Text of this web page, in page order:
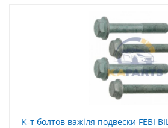
К-т болтов важіля подвески FEBI